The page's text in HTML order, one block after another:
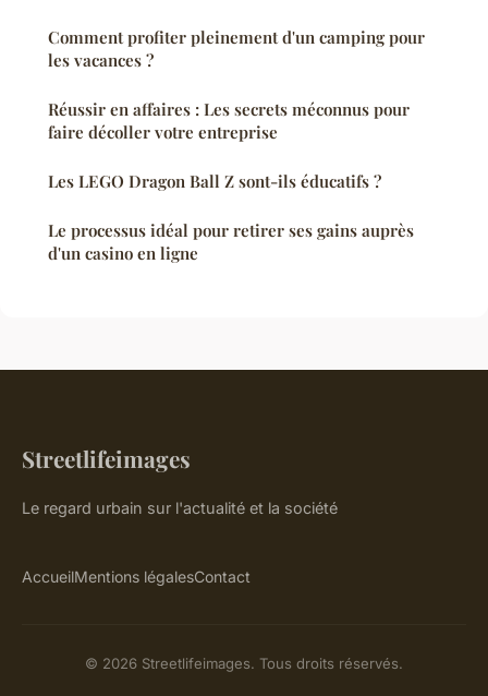
Comment profiter pleinement d'un camping pour
les vacances ?
Réussir en affaires : Les secrets méconnus pour
faire décoller votre entreprise
Les LEGO Dragon Ball Z sont-ils éducatifs ?
Le processus idéal pour retirer ses gains auprès
d'un casino en ligne
Streetlifeimages
Le regard urbain sur l'actualité et la société
AccueilMentions légalesContact
© 2026 Streetlifeimages. Tous droits réservés.